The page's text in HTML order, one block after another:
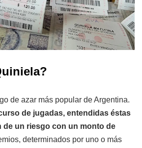
de azar más popular de Argentina.
de jugadas, entendidas éstas
de un riesgo con un monto de
determinados por uno o más